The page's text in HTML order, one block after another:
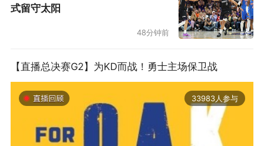
式留守太阳
48分钟前
【直播总决赛G2】为KD而战！勇士主场保卫战
33983人参与